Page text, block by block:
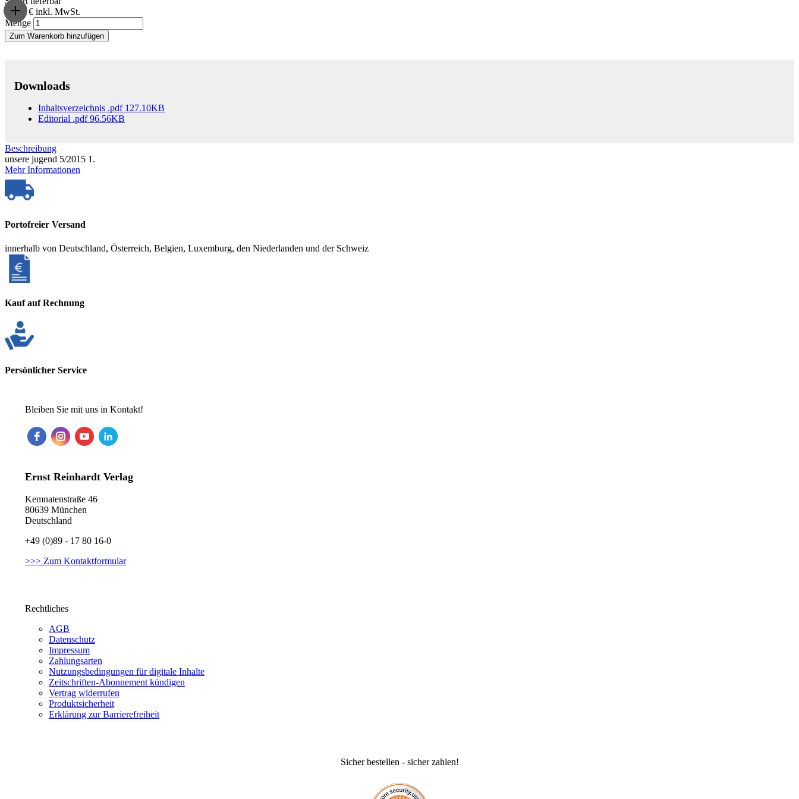
17,00 € inkl. MwSt.
Menge
Zum Warenkorb hinzufügen
Downloads
Inhaltsverzeichnis .pdf 127.10KB
Editorial .pdf 96.56KB
Beschreibung
unsere jugend 5/2015 1.
Mehr Informationen
Portofreier Versand
innerhalb von Deutschland, Österreich, Belgien, Luxemburg, den Niederlanden und der Schweiz
Kauf auf Rechnung
Persönlicher Service
Bleiben Sie mit uns in Kontakt!
Ernst Reinhardt Verlag
Kemnatenstraße 46
80639 München
Deutschland
+49 (0)89 - 17 80 16-0
>>> Zum Kontaktformular
Rechtliches
AGB
Datenschutz
Impressum
Zahlungsarten
Nutzungsbedingungen für digitale Inhalte
Zeitschriften-Abonnement kündigen
Vertrag widerrufen
Produktsicherheit
Erklärung zur Barrierefreiheit
Sicher bestellen - sicher zahlen!